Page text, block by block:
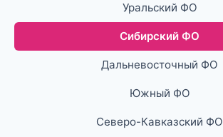
Уральский ФО
Сибирский ФО
Дальневосточный ФО
Южный ФО
Северо-Кавказский ФО